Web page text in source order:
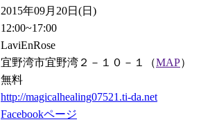
2015年09月20日(日)
12:00~17:00
LaviEnRose
宜野湾市宜野湾２－１０－１（MAP）
無料
http://magicalhealing07521.ti-da.net
Facebookページ